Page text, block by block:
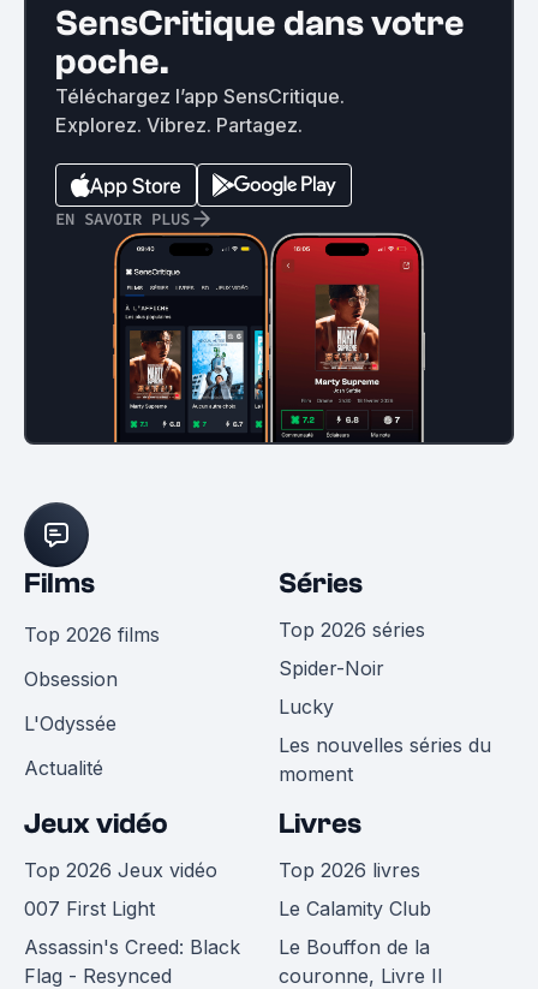
SensCritique dans votre
poche.
Téléchargez l’app SensCritique.
Explorez. Vibrez. Partagez.
EN SAVOIR PLUS
Films
Top 2026 films
Obsession
L'Odyssée
Actualité
Séries
Top 2026 séries
Spider-Noir
Lucky
Les nouvelles séries du
moment
Jeux vidéo
Top 2026 Jeux vidéo
007 First Light
Assassin's Creed: Black
Flag - Resynced
Livres
Top 2026 livres
Le Calamity Club
Le Bouffon de la
couronne, Livre II